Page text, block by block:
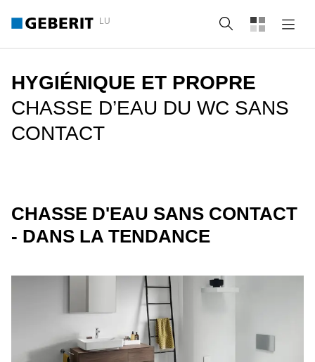
LU Recherche
HYGIÉNIQUE ET PROPRE
CHASSE D’EAU DU WC SANS
CONTACT
CHASSE D'EAU SANS CONTACT
- DANS LA TENDANCE